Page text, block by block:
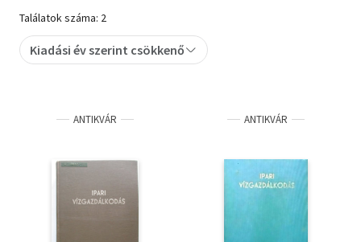
Hobbi, szabadidő
Irodalom
Szakkönyv
Találatok száma: 2
Kiadási év szerint csökkenő
ANTIKVÁR ANTIKVÁR